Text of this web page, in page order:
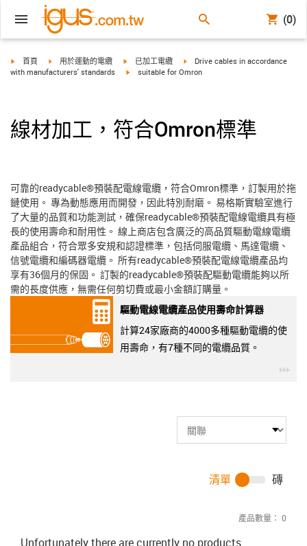
(0)
igus-icon-arrow-right
首頁 igus-icon-arrow-right
用於運動的電纜 igus-icon-arrow-right
已加工電纜 igus-icon-arrow-right
Drive cables in accordance
with manufacturers' standards
igus-icon-arrow-right
suitable for Omron
線材加工，符合Omron標準
可靠的readycable®預裝配電線電纜，符合Omron標準，訂製用於拖
鏈使用。 專為動態應用而開發，因此特別耐磨。 易格斯實驗室進行
了大量的品質和功能測試，確保readycable®預裝配電線電纜具有極
長的使用壽命和耐用性。 線上商店包含廣泛的高品質驅動電線電纜
產品組合，符合眾多安規和認證標準，包括伺服電纜、馬達電纜、
信號電纜和編碼器電纜。 所有readycable®預裝配電線電纜產品均
享有36個月的保固。 訂製的readycable®預裝配驅動電纜能夠以所
需的長度供應，無需任何剪切費或最小金額訂購量。
驅動電線電纜產品使用壽命計算器
計算24家廠商的4000多種驅動電纜的使
用壽命，有7種不同的電纜品質。
產品數量： 0
清單 磚
Unfortunately there are currently no products